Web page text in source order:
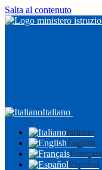
Salta al contenuto
Italiano
Italiano
English
Français
Español